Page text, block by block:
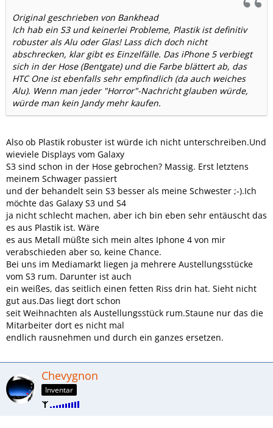
Original geschrieben von Bankhead
Ich hab ein S3 und keinerlei Probleme, Plastik ist definitiv
robuster als Alu oder Glas! Lass dich doch nicht
abschrecken, klar gibt es Einzelfälle. Das iPhone 5 verbiegt
sich in der Hose (Bentgate) und die Farbe blättert ab, das
HTC One ist ebenfalls sehr empfindlich (da auch weiches
Alu). Wenn man jeder "Horror"-Nachricht glauben würde,
würde man kein Jandy mehr kaufen.
Also ob Plastik robuster ist würde ich nicht unterschreiben.Und
wieviele Displays vom Galaxy
S3 sind schon in der Hose gebrochen? Massig. Erst letztens
meinem Schwager passiert
und der behandelt sein S3 besser als meine Schwester ;-).Ich
möchte das Galaxy S3 und S4
ja nicht schlecht machen, aber ich bin eben sehr entäuscht das
es aus Plastik ist. Wäre
es aus Metall müßte sich mein altes Iphone 4 von mir
verabschieden aber so, keine Chance.
Bei uns im Mediamarkt liegen ja mehrere Austellungsstücke
vom S3 rum. Darunter ist auch
ein weißes, das seitlich einen fetten Riss drin hat. Sieht nicht
gut aus.Das liegt dort schon
seit Weihnachten als Austellungsstück rum.Staune nur das die
Mitarbeiter dort es nicht mal
endlich rausnehmen und durch ein ganzes ersetzen.
Chevygnon
Inventar